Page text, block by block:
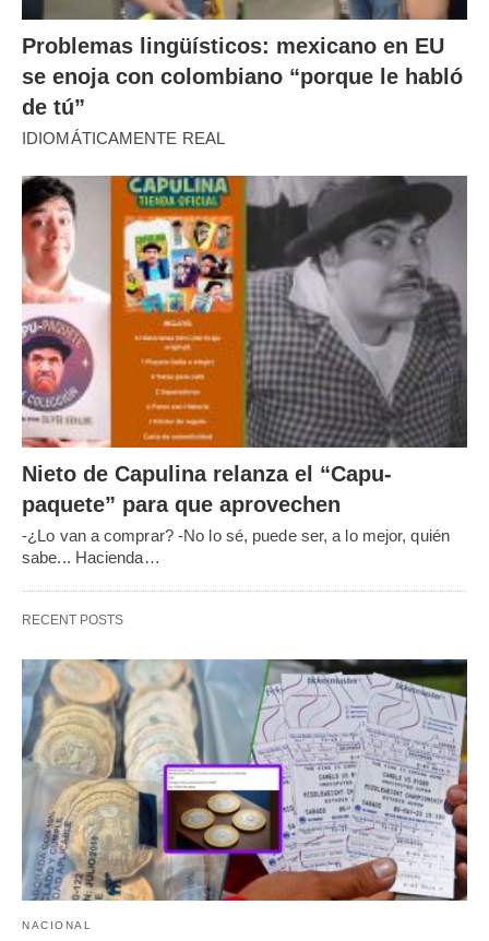
Problemas lingüísticos: mexicano en EU
se enoja con colombiano “porque le habló
de tú”
IDIOMÁTICAMENTE REAL
Nieto de Capulina relanza el “Capu-
paquete” para que aprovechen
-¿Lo van a comprar? -No lo sé, puede ser, a lo mejor, quién
sabe... Hacienda…
RECENT POSTS
NACIONAL